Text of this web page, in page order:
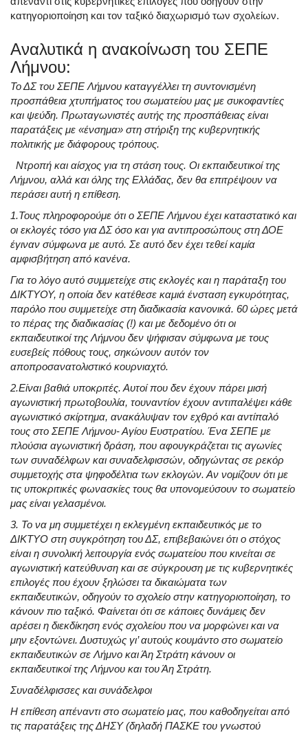
κατηγοριοποίηση και τον ταξικό διαχωρισμό των σχολείων.
Αναλυτικά η ανακοίνωση του ΣΕΠΕ
Λήμνου:
Το ΔΣ του ΣΕΠΕ Λήμνου καταγγέλλει τη συντονισμένη
προσπάθεια χτυπήματος του σωματείου μας με συκοφαντίες
και ψεύδη. Πρωταγωνιστές αυτής της προσπάθειας είναι
παρατάξεις με «ένσημα» στη στήριξη της κυβερνητικής
πολιτικής με διάφορους τρόπους.
Ντροπή και αίσχος για τη στάση τους. Οι εκπαιδευτικοί της
Λήμνου, αλλά και όλης της Ελλάδας, δεν θα επιτρέψουν να
περάσει αυτή η επίθεση.
1.Τους πληροφορούμε ότι ο ΣΕΠΕ Λήμνου έχει καταστατικό και
οι εκλογές τόσο για ΔΣ όσο και για αντιπροσώπους στη ΔΟΕ
έγιναν σύμφωνα με αυτό. Σε αυτό δεν έχει τεθεί καμία
αμφισβήτηση από κανένα.
Για το λόγο αυτό συμμετείχε στις εκλογές και η παράταξη του
ΔΙΚΤΥΟΥ, η οποία δεν κατέθεσε καμιά ένσταση εγκυρότητας,
παρόλο που συμμετείχε στη διαδικασία κανονικά. 60 ώρες μετά
το πέρας της διαδικασίας (!) και με δεδομένο ότι οι
εκπαιδευτικοί της Λήμνου δεν ψήφισαν σύμφωνα με τους
ευσεβείς πόθους τους, σηκώνουν αυτόν τον
αποπροσανατολιστικό κουρνιαχτό.
2.Είναι βαθιά υποκριτές. Αυτοί που δεν έχουν πάρει μισή
αγωνιστική πρωτοβουλία, τουναντίον έχουν αντιπαλέψει κάθε
αγωνιστικό σκίρτημα, ανακάλυψαν τον εχθρό και αντίπαλό
τους στο ΣΕΠΕ Λήμνου- Αγίου Ευστρατίου. Ένα ΣΕΠΕ με
πλούσια αγωνιστική δράση, που αφουγκράζεται τις αγωνίες
των συναδέλφων και συναδελφισσών, οδηγώντας σε ρεκόρ
συμμετοχής στα ψηφοδέλτια των εκλογών. Αν νομίζουν ότι με
τις υποκριτικές φωνασκίες τους θα υπονομεύσουν το σωματείο
μας είναι γελασμένοι.
3. Το να μη συμμετέχει η εκλεγμένη εκπαιδευτικός με το
ΔΙΚΤΥΟ στη συγκρότηση του ΔΣ, επιβεβαιώνει ότι ο στόχος
είναι η συνολική λειτουργία ενός σωματείου που κινείται σε
αγωνιστική κατεύθυνση και σε σύγκρουση με τις κυβερνητικές
επιλογές που έχουν ξηλώσει τα δικαιώματα των
εκπαιδευτικών, οδηγούν το σχολείο στην κατηγοριοποίηση, το
κάνουν πιο ταξικό. Φαίνεται ότι σε κάποιες δυνάμεις δεν
αρέσει η διεκδίκηση ενός σχολείου που να μορφώνει και να
μην εξοντώνει. Δυστυχώς γι’ αυτούς κουμάντο στο σωματείο
εκπαιδευτικών σε Λήμνο και Άη Στράτη κάνουν οι
εκπαιδευτικοί της Λήμνου και του Άη Στράτη.
Συναδέλφισσες και συνάδελφοι
Η επίθεση απέναντι στο σωματείο μας, που καθοδηγείται από
τις παρατάξεις της ΔΗΣΥ (δηλαδή ΠΑΣΚΕ του γνωστού